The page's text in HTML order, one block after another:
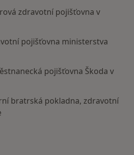
zdravotní pojišťovna v
pojišťovna ministerstva
pojišťovna Škoda v
bratrská pokladna, zdravotní